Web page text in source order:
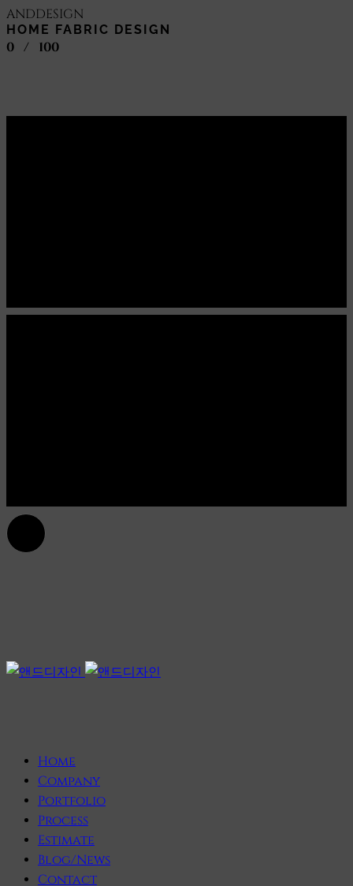
ANDDESIGN
HOME FABRIC DESIGN
0 / 100
Home
Company
Portfolio
Process
Estimate
Blog/News
Contact